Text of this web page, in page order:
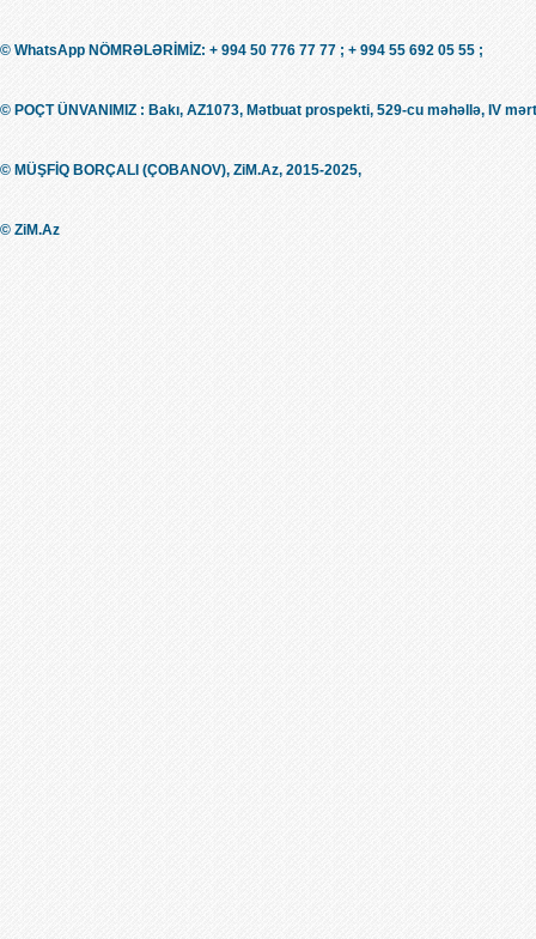
© WhatsApp NÖMRƏLƏRİMİZ: + 994 50 776 77 77 ; + 994 55 692 05 55 ;
© POÇT ÜNVANIMIZ : Bakı, AZ1073, Mətbuat prospekti, 529-cu məhəllə, IV
© MÜŞFİQ BORÇALI (ÇOBANOV), ZiM.Az, 2015-2025,
© ZiM.Az